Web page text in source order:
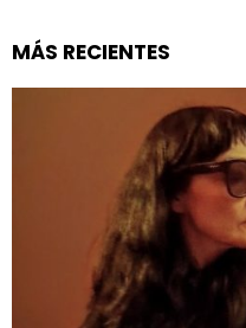
MÁS RECIENTES